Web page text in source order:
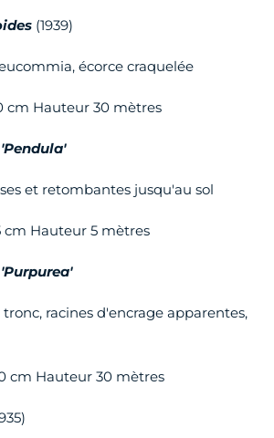
(1939)
écorce craquelée
cm Hauteur 30 mètres
et retombantes jusqu'au sol
cm Hauteur 5 mètres
tronc, racines d'encrage apparentes,
cm Hauteur 30 mètres